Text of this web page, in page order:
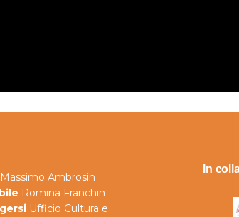
Massimo Ambrosin
Romina Franchin
Ufficio Cultura e
In